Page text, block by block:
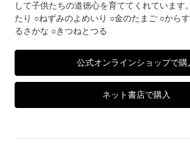
して子供たちの道徳心を育ててくれています
たり ○ねずみのよめいり ○金のたまご ○から
るさかな ○きつねとつる
公式オンラインショップで購
ネット書店で購入